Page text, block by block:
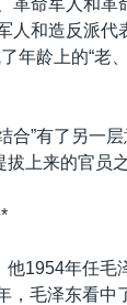
人和造反派代
年龄上的“老
合”有了另一
上来的官员
他1954年任毛
，毛泽东看中